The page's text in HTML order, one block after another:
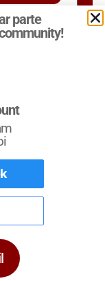
d’Italiacon
DOCdi
parte